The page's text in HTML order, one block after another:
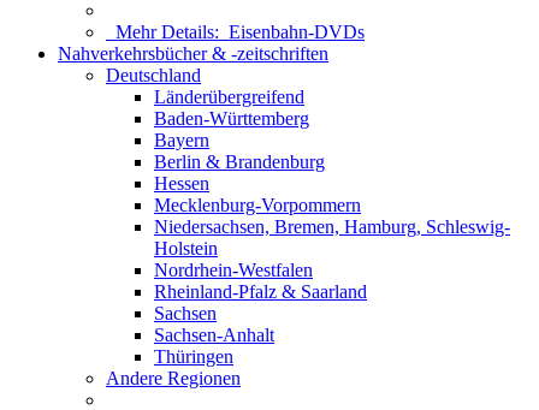
Mehr Details: Eisenbahn-DVDs
Nahverkehrsbücher & -zeitschriften
Deutschland
Länderübergreifend
Baden-Württemberg
Bayern
Berlin & Brandenburg
Hessen
Mecklenburg-Vorpommern
Niedersachsen, Bremen, Hamburg, Schleswig-
Holstein
Nordrhein-Westfalen
Rheinland-Pfalz & Saarland
Sachsen
Sachsen-Anhalt
Thüringen
Andere Regionen